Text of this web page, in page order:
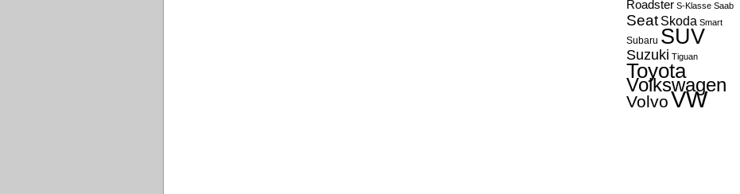
Roadster S-Klasse Saab
Seat Skoda Smart
Subaru SUV
Suzuki Tiguan
Toyota
Volkswagen
VolvoVW